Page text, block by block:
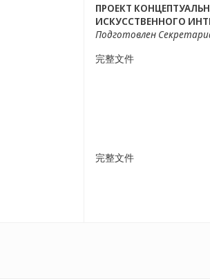
ПРОЕКТ
ИСКУССТВЕННОГО
Подготовлен
完整文件
完整文件